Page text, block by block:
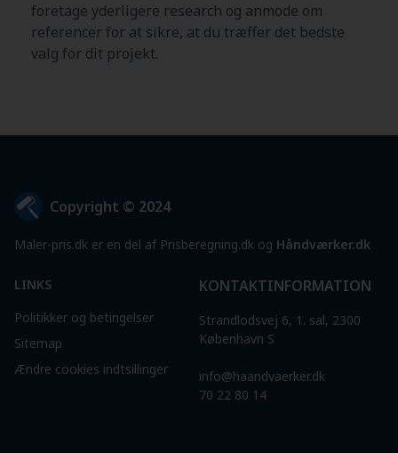
foretage yderligere research og anmode om
referencer for at sikre, at du træffer det bedste
valg for dit projekt.
Copyright © 2024
Maler-pris.dk er en del af Prisberegning.dk og Håndværker.dk
LINKS
Politikker og betingelser
Sitemap
Ændre cookies indtsillinger
KONTAKTINFORMATION
Strandlodsvej 6, 1. sal, 2300
København S
info@haandvaerker.dk
70 22 80 14